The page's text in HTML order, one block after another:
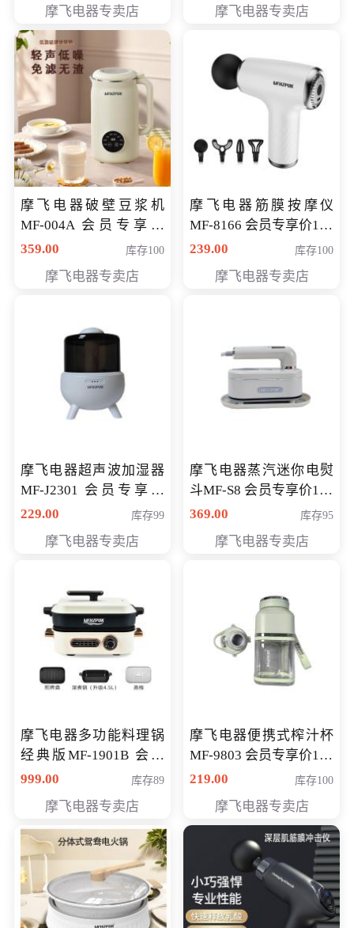
摩飞电器专卖店 摩飞电器专卖店
摩飞电器破壁豆浆机
MF-004A 会员专享价
168元
359.00 库存100
摩飞电器专卖店
摩飞电器筋膜按摩仪
MF-8166 会员专享价168
元
239.00 库存100
摩飞电器专卖店
摩飞电器超声波加湿器
MF-J2301 会员专享价
168元
229.00 库存99
摩飞电器专卖店
摩飞电器蒸汽迷你电熨
斗MF-S8 会员专享价168
元
369.00 库存95
摩飞电器专卖店
摩飞电器多功能料理锅
经典版MF-1901B 会员
专享价399元
999.00 库存89
摩飞电器专卖店
摩飞电器便携式榨汁杯
MF-9803 会员专享价138
元
219.00 库存100
摩飞电器专卖店